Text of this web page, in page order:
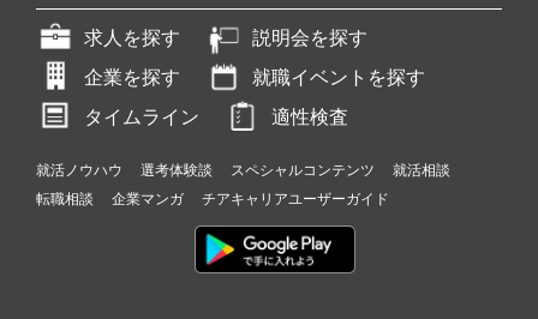
求人を探す
説明会を探す
企業を探す
就職イベントを探す
タイムライン
適性検査
就活ノウハウ 選考体験談 スペシャルコンテンツ
就活相談
転職相談
企業マンガ チアキャリアユーザーガイド